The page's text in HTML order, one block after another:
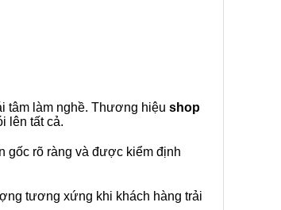
tâm làm nghề. Thương hiệu shop
lên tất cả.
gốc rõ ràng và được kiểm định
tương xứng khi khách hàng trải